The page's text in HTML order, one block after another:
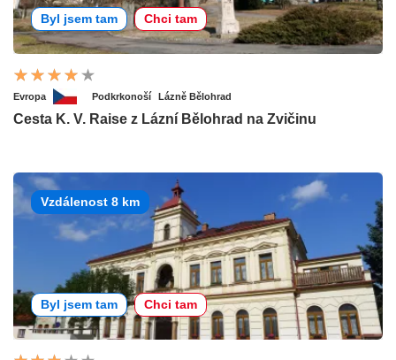
Byl jsem tam Chci tam
Evropa Podkrkonoší Lázně Bělohrad
Cesta K. V. Raise z Lázní Bělohrad na Zvičinu
Vzdálenost 8 km
Byl jsem tam Chci tam